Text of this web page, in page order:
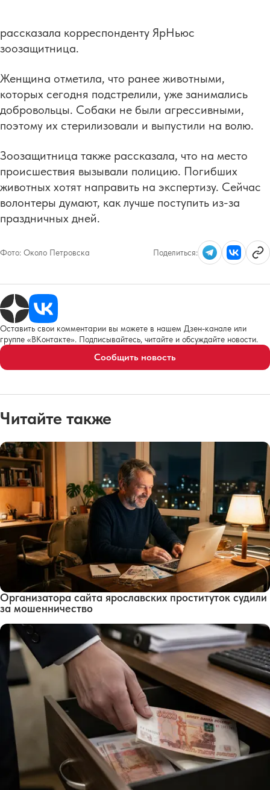
рассказала корреспонденту ЯрНьюс
зоозащитница.
Женщина отметила, что ранее животными,
которых сегодня подстрелили, уже занимались
добровольцы. Собаки не были агрессивными,
поэтому их стерилизовали и выпустили на волю.
Зоозащитница также рассказала, что на место
происшествия вызывали полицию. Погибших
животных хотят направить на экспертизу. Сейчас
волонтеры думают, как лучше поступить из-за
праздничных дней.
Фото: Около Петровска Поделиться:
Оставить свои комментарии вы можете в нашем Дзен-канале или
группе «ВКонтакте». Подписывайтесь, читайте и обсуждайте новости.
Сообщить новость
Читайте также
Организатора сайта ярославских проституток судили
за мошенничество